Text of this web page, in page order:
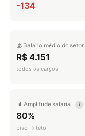
-134
💰 Salário médio do setor
R$ 4.151
todos os cargos
📊 Amplitude salarial i
80%
piso → teto